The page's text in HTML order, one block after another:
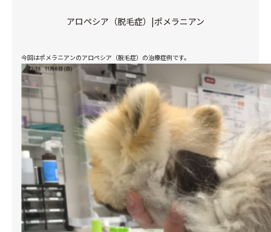
アロペシア（脱毛症）|ポメラニアン
今回はポメラニアンのアロペシア（脱毛症）の治療症例です。